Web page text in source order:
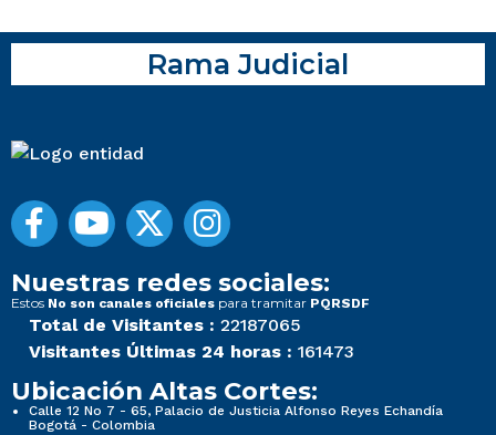
Rama Judicial
Nuestras redes sociales:
Estos No son canales oficiales para tramitar PQRSDF
Total de Visitantes : 22187065
Visitantes Últimas 24 horas : 161473
Ubicación Altas Cortes:
Calle 12 No 7 - 65, Palacio de Justicia Alfonso Reyes Echandía
Bogotá - Colombia